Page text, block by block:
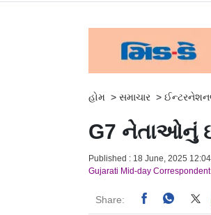
હોમ > સમાચાર >
G7 નેતાઓનું
Published : 18 June, 2025
Gujarati Mid-day Correspondent
Share: